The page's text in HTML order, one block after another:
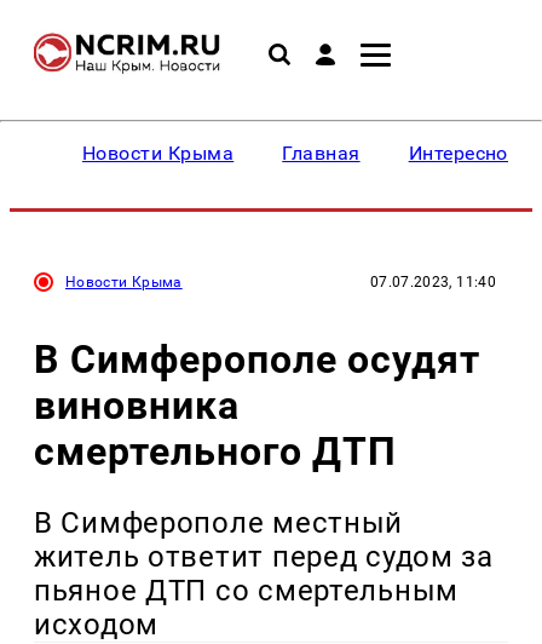
Новости Крыма Главная Интересное
Новости Крыма 07.07.2023, 11:40
В Симферополе осудят
виновника
смертельного ДТП
В Симферополе местный
житель ответит перед судом за
пьяное ДТП со смертельным
исходом